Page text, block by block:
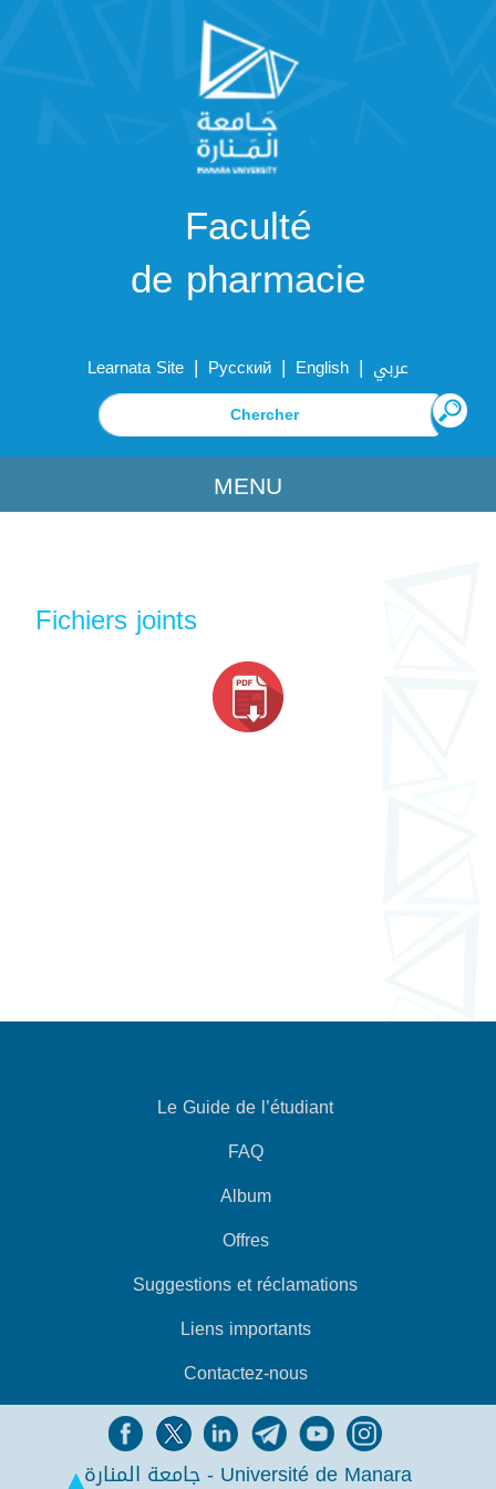
Faculté
de pharmacie
Learnata Site | Русский | English | عربي
MENU
Fichiers joints
Le Guide de l’étudiant
FAQ
Album
Offres
Suggestions et réclamations
Liens importants
Contactez-nous
جامعة المنارة - Université de Manara